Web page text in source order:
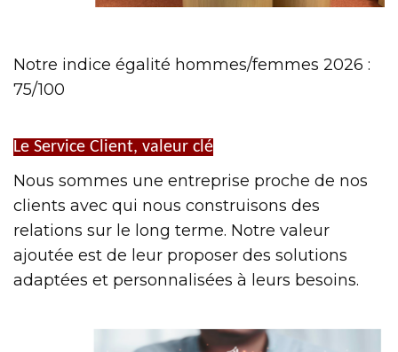
Notre indice égalité hommes/femmes 2026 :
75/100
Le Service Client, valeur clé
Nous sommes une entreprise proche de nos
clients avec qui nous construisons des
relations sur le long terme. Notre valeur
ajoutée est de leur proposer des solutions
adaptées et personnalisées à leurs besoins.